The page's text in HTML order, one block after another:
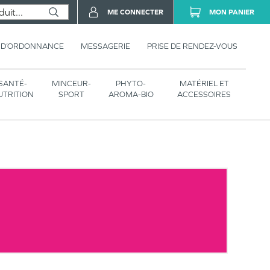
MESSAGERIE PRISE DE RENDEZ-VOUS
MINCEUR-
SPORT
PHYTO-
AROMA-BIO
MATÉRIEL ET
ACCESSOIRES
ME CONNECTER MON PANIER